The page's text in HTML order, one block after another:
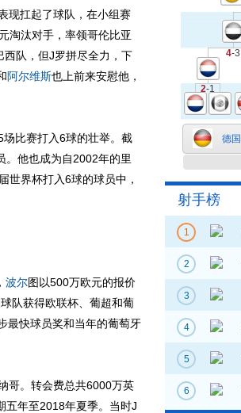
现扛起了球队，在小组赛
淘汰对手，率领哥伦比亚
队，但J罗拼尽全力，下
阿尔维斯也上前来安慰他，
比赛打入6球的壮举。截
。他也成为自2002年的里
世界杯打入6球的球员中，
波尔图以500万欧元的报价
队获得欧联杯、葡超和葡
最快球员奖和当年的葡萄牙
。转会费总共6000万英
五年至2018年夏季。当时J
4-3
2-1
德国
射手榜
1
2
3
4
5
6